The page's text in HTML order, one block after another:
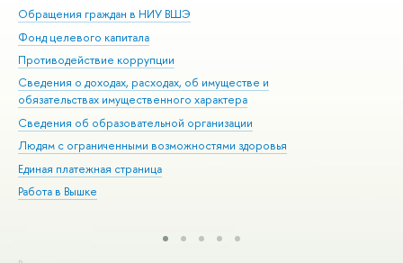
Обращения граждан в НИУ ВШЭ
Фонд целевого капитала
Противодействие коррупции
Сведения о доходах, расходах, об имуществе и
обязательствах имущественного характера
Сведения об образовательной организации
Людям с ограниченными возможностями здоровья
Единая платежная страница
Работа в Вышке